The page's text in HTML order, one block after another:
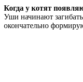
Когда у котят
Уши начинают
окончательно